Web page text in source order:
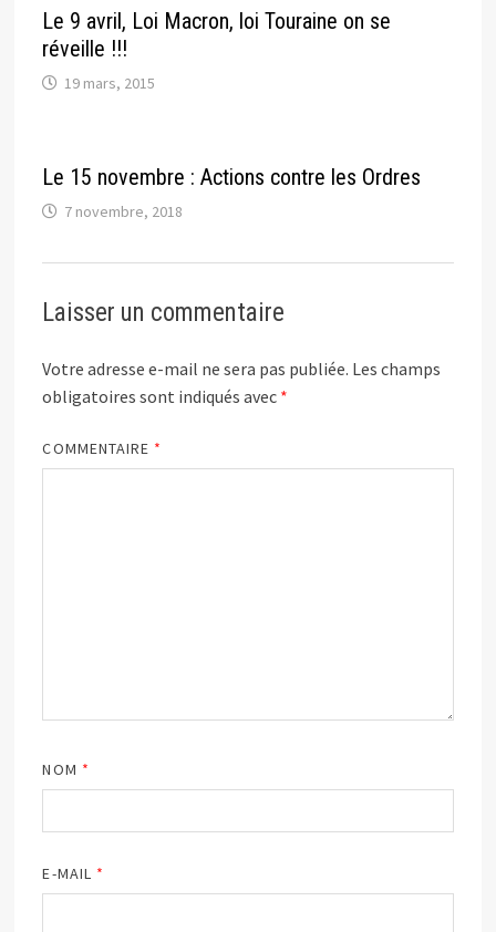
Le 9 avril, Loi Macron, loi Touraine on se
réveille !!!
19 mars, 2015
Le 15 novembre : Actions contre les Ordres
7 novembre, 2018
Laisser un commentaire
Votre adresse e-mail ne sera pas publiée. Les champs
obligatoires sont indiqués avec *
COMMENTAIRE *
NOM *
E-MAIL *